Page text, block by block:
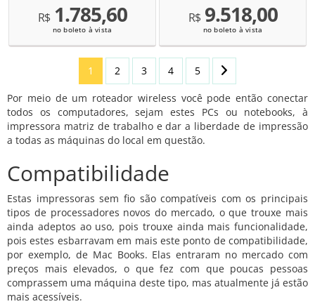
R$1.785,60
no boleto à vista
R$9.518,00
no boleto à vista
1 2 3 4 5
Por meio de um roteador wireless você pode então conectar
todos os computadores, sejam estes PCs ou notebooks, à
impressora matriz de trabalho e dar a liberdade de impressão
a todas as máquinas do local em questão.
Compatibilidade
Estas impressoras sem fio são compatíveis com os principais
tipos de processadores novos do mercado, o que trouxe mais
ainda adeptos ao uso, pois trouxe ainda mais funcionalidade,
pois estes esbarravam em mais este ponto de compatibilidade,
por exemplo, de Mac Books. Elas entraram no mercado com
preços mais elevados, o que fez com que poucas pessoas
comprassem uma máquina deste tipo, mas atualmente já estão
mais acessíveis.